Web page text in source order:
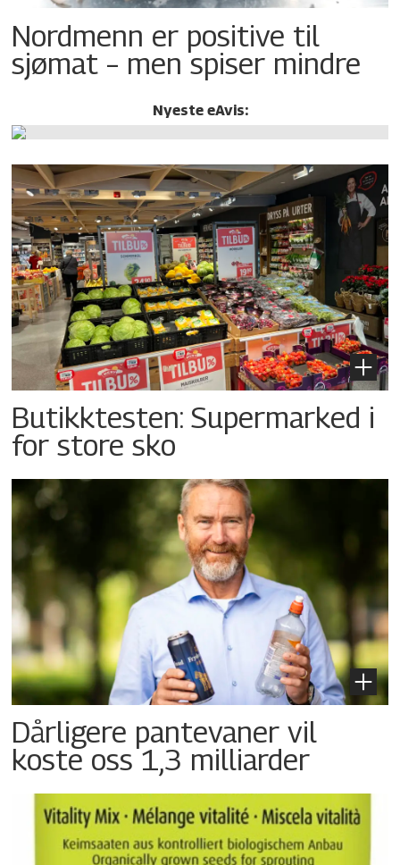
Nordmenn er positive til
sjømat – men spiser mindre
Nyeste eAvis:
Butikktesten: Supermarked i
for store sko
Dårligere pantevaner vil
koste oss 1,3 milliarder